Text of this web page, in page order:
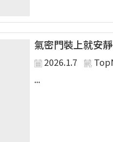
氣密門裝上就安
2026.1.7
...